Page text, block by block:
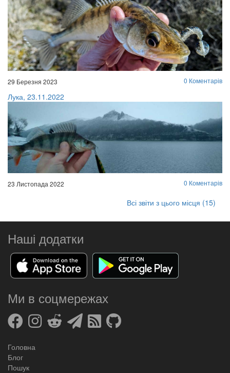
29 Березня 2023 0 Коментарів
Лука, 23.11.2022
23 Листопада 2022 0 Коментарів
Всі звіти з цього місця (15)
Наші додатки
Ми в соцмережах
Головна
Блог
Пошук